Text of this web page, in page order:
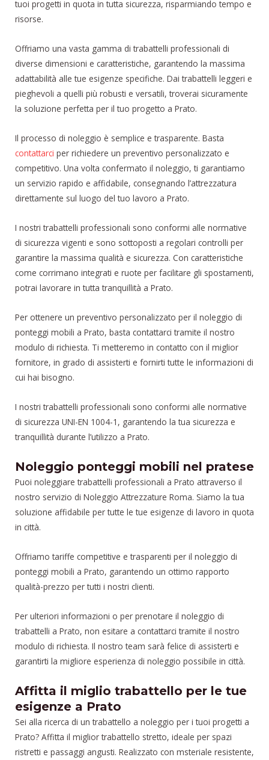
tuoi progetti in quota in tutta sicurezza, risparmiando tempo e
risorse.
Offriamo una vasta gamma di trabattelli professionali di
diverse dimensioni e caratteristiche, garantendo la massima
adattabilità alle tue esigenze specifiche. Dai trabattelli leggeri e
pieghevoli a quelli più robusti e versatili, troverai sicuramente
la soluzione perfetta per il tuo progetto a Prato.
Il processo di noleggio è semplice e trasparente. Basta
contattarci per richiedere un preventivo personalizzato e
competitivo. Una volta confermato il noleggio, ti garantiamo
un servizio rapido e affidabile, consegnando l’attrezzatura
direttamente sul luogo del tuo lavoro a Prato.
I nostri trabattelli professionali sono conformi alle normative
di sicurezza vigenti e sono sottoposti a regolari controlli per
garantire la massima qualità e sicurezza. Con caratteristiche
come corrimano integrati e ruote per facilitare gli spostamenti,
potrai lavorare in tutta tranquillità a Prato.
Per ottenere un preventivo personalizzato per il noleggio di
ponteggi mobili a Prato, basta contattarci tramite il nostro
modulo di richiesta. Ti metteremo in contatto con il miglior
fornitore, in grado di assisterti e fornirti tutte le informazioni di
cui hai bisogno.
I nostri trabattelli professionali sono conformi alle normative
di sicurezza UNI-EN 1004-1, garantendo la tua sicurezza e
tranquillità durante l’utilizzo a Prato.
Noleggio ponteggi mobili nel pratese
Puoi noleggiare trabattelli professionali a Prato attraverso il
nostro servizio di Noleggio Attrezzature Roma. Siamo la tua
soluzione affidabile per tutte le tue esigenze di lavoro in quota
in città.
Offriamo tariffe competitive e trasparenti per il noleggio di
ponteggi mobili a Prato, garantendo un ottimo rapporto
qualità-prezzo per tutti i nostri clienti.
Per ulteriori informazioni o per prenotare il noleggio di
trabattelli a Prato, non esitare a contattarci tramite il nostro
modulo di richiesta. Il nostro team sarà felice di assisterti e
garantirti la migliore esperienza di noleggio possibile in città.
Affitta il miglio trabattello per le tue
esigenze a Prato
Sei alla ricerca di un trabattello a noleggio per i tuoi progetti a
Prato? Affitta il miglior trabattello stretto, ideale per spazi
ristretti e passaggi angusti. Realizzato con msteriale resistente,